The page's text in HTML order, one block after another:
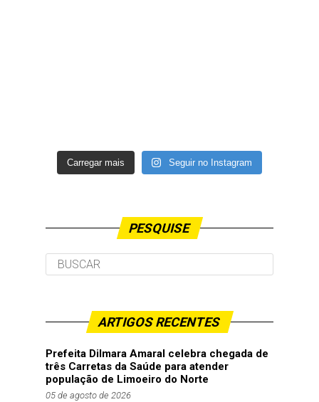
Carregar mais Seguir no Instagram
PESQUISE
ARTIGOS RECENTES
Prefeita Dilmara Amaral celebra chegada de
três Carretas da Saúde para atender
população de Limoeiro do Norte
05 de agosto de 2026